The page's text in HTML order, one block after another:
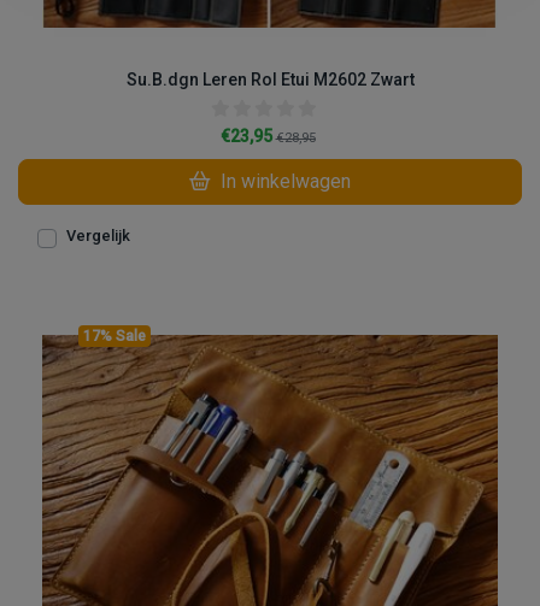
Su.B.dgn Leren Rol Etui M2602 Zwart
€23,95€28,95
In winkelwagen
Vergelijk
17% Sale